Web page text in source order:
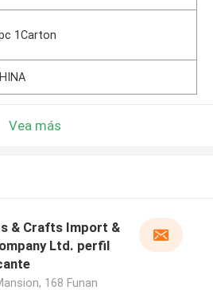
1Carton
Vea más
& Crafts Import &
Ltd. perfil
168 Funan